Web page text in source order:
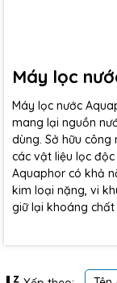
Máy lọc
Máy lọc nước
mang lại nguồn
dùng. Sở hữu công
các vật liệu lọc
Aquaphor có khả
kim loại nặng, vi
giữ lại khoáng chất